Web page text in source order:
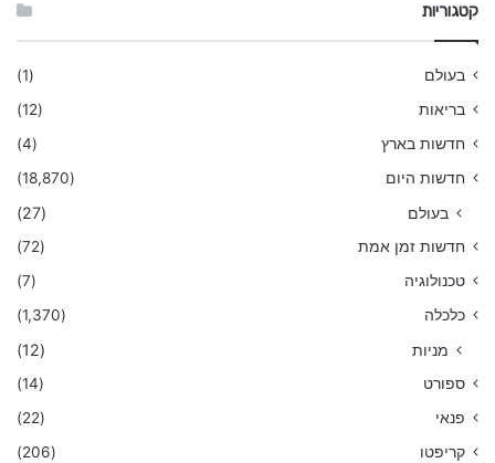
קטגוריות
בעולם
(1)
בריאות
(12)
חדשות בארץ
(4)
חדשות היום
(18,870)
בעולם (27)
חדשות זמן אמת
(72)
טכנולוגיה
(7)
כלכלה
(1,370)
מניות (12)
ספורט
(14)
פנאי
(22)
קריפטו
(206)